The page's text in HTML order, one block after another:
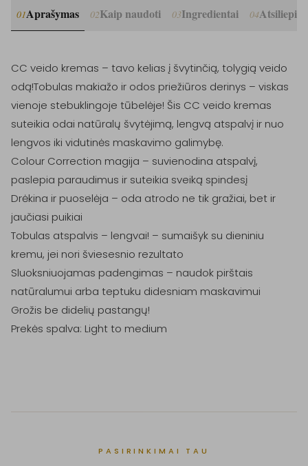
01Aprašymas 02Kaip naudoti 03Ingredientai 04
CC veido kremas – tavo kelias į švytinčią, tolygią veido
odą!Tobulas makiažo ir odos priežiūros derinys – viskas
vienoje stebuklingoje tūbelėje! Šis CC veido kremas
suteikia odai natūralų švytėjimą, lengvą atspalvį ir nuo
lengvos iki vidutinės maskavimo galimybę.
Colour Correction magija – suvienodina atspalvį,
paslepia paraudimus ir suteikia sveiką spindesį
Drėkina ir puoselėja – oda atrodo ne tik gražiai, bet ir
jaučiasi puikiai
Tobulas atspalvis – lengvai! – sumaišyk su dieniniu
kremu, jei nori šviesesnio rezultato
Sluoksniuojamas padengimas – naudok pirštais
natūralumui arba teptuku didesniam maskavimui
Grožis be didelių pastangų!
Prekės spalva: Light to medium
PASIRINKIMAI TAU